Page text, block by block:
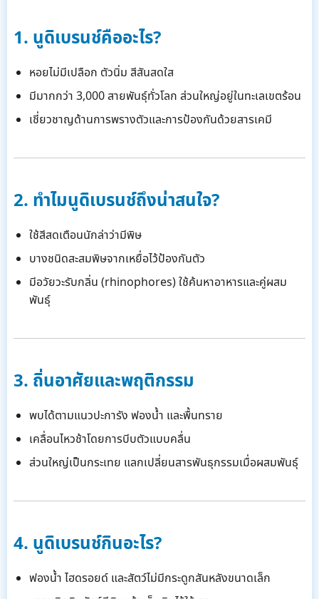
1. นูดิเบรนช์คืออะไร?
หอยไม่มีเปลือก ตัวนิ่ม สีสันสดใส
มีมากกว่า 3,000 สายพันธุ์ทั่วโลก ส่วนใหญ่อยู่ในทะเลเขตร้อน
เชี่ยวชาญด้านการพรางตัวและการป้องกันด้วยสารเคมี
2. ทำไมนูดิเบรนช์ถึงน่าสนใจ?
ใช้สีสดเตือนนักล่าว่ามีพิษ
บางชนิดสะสมพิษจากเหยื่อไว้ป้องกันตัว
มีอวัยวะรับกลิ่น (rhinophores) ใช้ค้นหาอาหารและคู่ผสม
พันธุ์
3. ถิ่นอาศัยและพฤติกรรม
พบได้ตามแนวปะการัง ฟองน้ำ และพื้นทราย
เคลื่อนไหวช้าโดยการบีบตัวแบบคลื่น
ส่วนใหญ่เป็นกระเทย แลกเปลี่ยนสารพันธุกรรมเมื่อผสมพันธุ์
4. นูดิเบรนช์กินอะไร?
ฟองน้ำ ไฮดรอยด์ และสัตว์ไม่มีกระดูกสันหลังขนาดเล็ก